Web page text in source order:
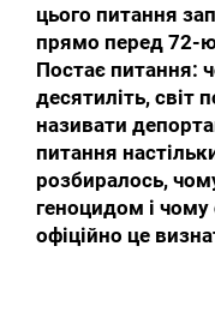
цього питання
прямо перед 72-ю
Постає питання:
десятиліть, світ
називати
питання
розбиралось,
геноцидом і
офіційно це